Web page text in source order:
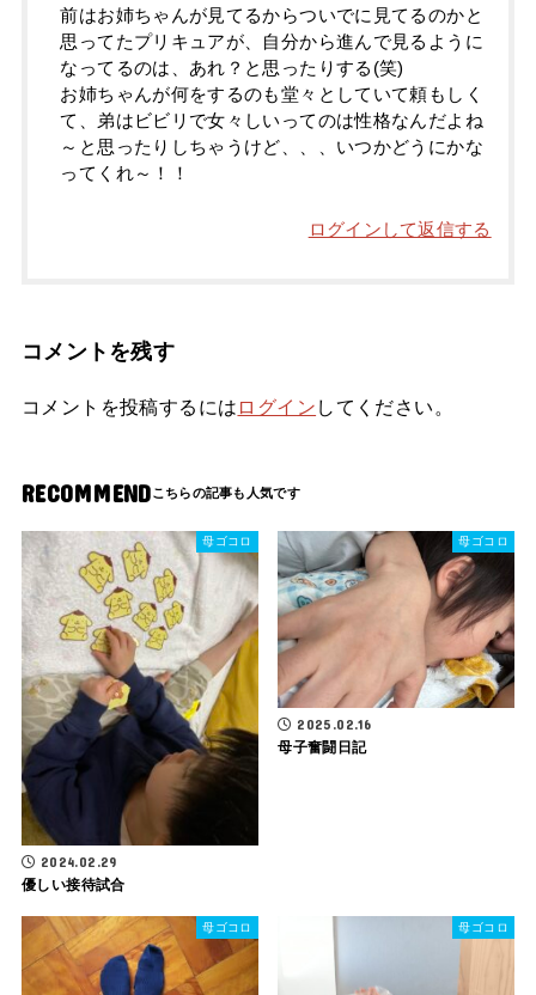
前はお姉ちゃんが見てるからついでに見てるのかと
思ってたプリキュアが、自分から進んで見るように
なってるのは、あれ？と思ったりする(笑)
お姉ちゃんが何をするのも堂々としていて頼もしく
て、弟はビビリで女々しいってのは性格なんだよね
～と思ったりしちゃうけど、、、いつかどうにかな
ってくれ～！！
ログインして返信する
コメントを残す
コメントを投稿するには ログイン してください。
RECOMMEND
母ゴコロ
2024.02.29
優しい接待試合
母ゴコロ
2025.02.16
母子奮闘日記
母ゴコロ 母ゴコロ